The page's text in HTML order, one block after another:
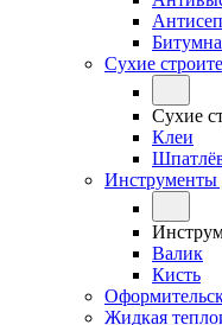
Сухие
Сухие
Клеи
Инструменты
Валик
Кисть
Жидкая